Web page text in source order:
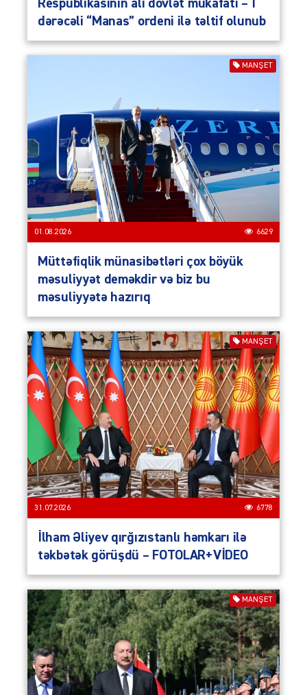
Respublikasının ali dövlət mükafatı – I
dərəcəli “Manas” ordeni ilə təltif olunub
MANŞET
01.08.2026 6629
Müttəfiqlik münasibətləri çox böyük
məsuliyyət deməkdir və biz bu
məsuliyyətə hazırıq
MANŞET
31.07.2026 6778
İlham Əliyev qırğızıstanlı həmkarı ilə
təkbətək görüşdü – FOTOLAR+VİDEO
MANŞET